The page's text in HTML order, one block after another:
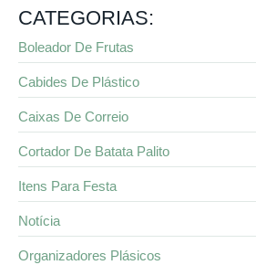
CATEGORIAS:
Boleador De Frutas
Cabides De Plástico
Caixas De Correio
Cortador De Batata Palito
Itens Para Festa
Notícia
Organizadores Plásicos